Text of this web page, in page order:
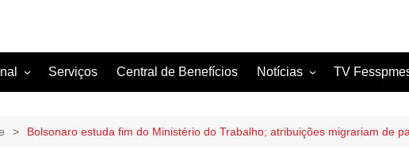
Serviços Central de Benefícios Notícias
Artigos
TV
Bolsonaro estuda fim do Ministério do Trabalho; atribuições migrariam de